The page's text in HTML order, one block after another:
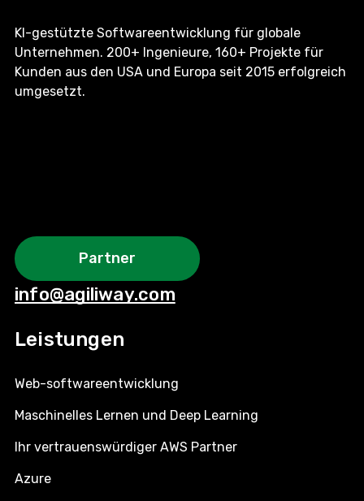
KI-gestützte Softwareentwicklung für globale
Unternehmen. 200+ Ingenieure, 160+ Projekte für
Kunden aus den USA und Europa seit 2015 erfolgreich
umgesetzt.
Partner
info@agiliway.com
Leistungen
Web-softwareentwicklung
Maschinelles Lernen und Deep Learning
Ihr vertrauenswürdiger AWS Partner
Azure